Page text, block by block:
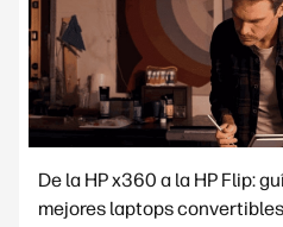
De la HP x360 a la HP Flip:
mejores laptops